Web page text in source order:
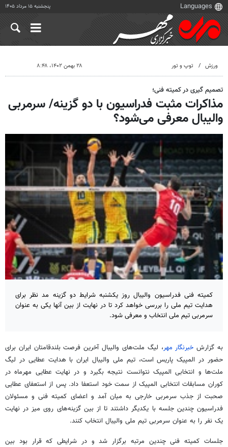
پنجشنبه ۱۵ مرداد ۱۴۰۵
ورزش توپ و تور ۲۸ بهمن ۱۴۰۲، ۸:۴۸
تصمیم گیری در کمیته فنی؛
مذاکرات مثبت فدراسیون با دو گزینه/ سرمربی
والیبال معرفی می‌شود؟
کمیته فنی فدراسیون والیبال روز یکشنبه شرایط دو گزینه مد نظر برای
هدایت تیم ملی را بررسی خواهد کرد تا در نهایت از بین آنها یکی به عنوان
سرمربی تیم ملی انتخاب و معرفی شود.
به گزارشخبرنگار مهر، لیگ ملت‌های والیبال آخرین فرصت بلندقامتان ایران برای
حضور در المپیک پاریس است، تیم ملی والیبال ایران با هدایت عطایی در لیگ
ملت‌ها و انتخابی المپیک نتوانست نتیجه بگیرد و در نهایت عطایی مهرماه در
کوران مسابقات انتخابی المپیک از سمت خود استعفا داد. پس از استعفای عطایی
صحبت از جذب سرمربی خارجی به میان آمد و اعضای کمیته فنی و مسئولان
فدراسیون چندین جلسه با یکدیگر داشتند تا از بین گزینه‌های روی میز در نهایت
یک نفر را به عنوان سرمربی تیم ملی والیبال انتخاب کنند.
جلسات کمیته فنی چندین مرتبه برگزار شد و در شرایطی که قرار بود بین